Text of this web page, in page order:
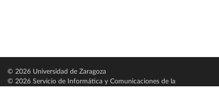
© 2026 Universidad de Zaragoza
© 2026 Servicio de Informática y Comunicaciones de la